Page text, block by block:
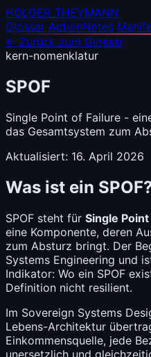
HOLGER_THEYMANN
Glossar ActionNotes
← Zurück zum Glossar
kern-nomenklatur
SPOF
Single Point of Failure -
das Gesamtsystem zum
Aktualisiert: 16. April 2026
Was ist ein
SPOF steht für Single
eine Komponente, deren
zum Absturz bringt. Der
Systems Engineering und
Indikator: Wo ein SPOF
Definition nicht resilient.
Im Sovereign Systems
Lebens-Architektur
Einkommensquelle, jede
unersetzlich und